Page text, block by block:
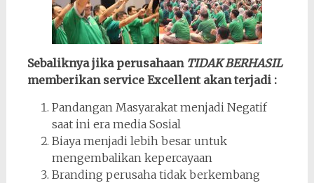
Sebaliknya jika perusahaan TIDAK BERHASIL
memberikan service Excellent akan terjadi :
Pandangan Masyarakat menjadi Negatif
saat ini era media Sosial
Biaya menjadi lebih besar untuk
mengembalikan kepercayaan
Branding perusaha tidak berkembang